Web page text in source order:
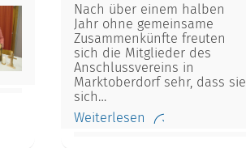
Nach über einem halben
Jahr ohne gemeinsame
Zusammenkünfte freuten
sich die Mitglieder des
Anschlussvereins in
Marktoberdorf sehr, dass sie
sich…
Weiterlesen